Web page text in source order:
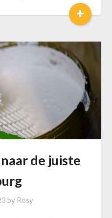
+
de juiste
by Rosy